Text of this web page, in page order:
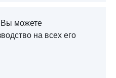
Вы можете
на всех его